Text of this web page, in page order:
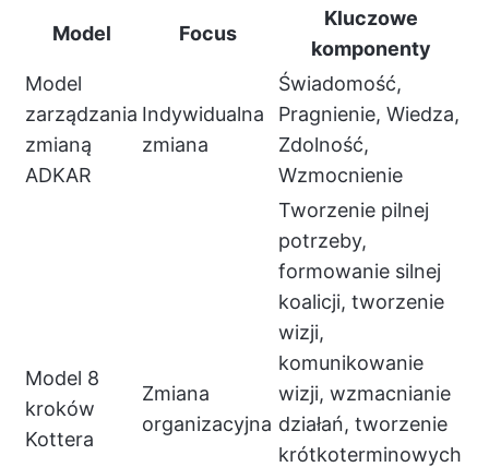
Model Focus
Kluczowe
komponenty
Model
zarządzania
zmianą
ADKAR
Indywidualna
zmiana
Świadomość,
Pragnienie, Wiedza,
Zdolność,
Wzmocnienie
Model 8
kroków
Kottera
Zmiana
organizacyjna
Tworzenie pilnej
potrzeby,
formowanie silnej
koalicji, tworzenie
wizji,
komunikowanie
wizji, wzmacnianie
działań, tworzenie
krótkoterminowych